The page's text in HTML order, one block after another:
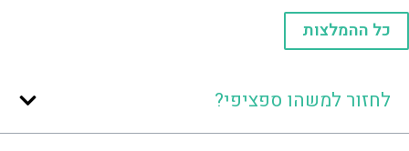
כל ההמלצות
לחזור למשהו ספציפי?